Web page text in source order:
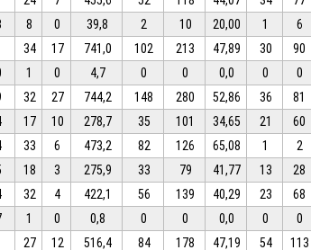
8 0 39,8 2 10 20,00 1 6
34 17 741,0 102 213 47,89 30 90
1 0 4,7 0 0 0,0 0 0
32 27 744,2 148 280 52,86 36 81
17 10 278,7 35 101 34,65 21 60
33 6 473,2 82 126 65,08 1 2
18 3 275,9 33 79 41,77 13 28
32 4 422,1 56 139 40,29 23 68
1 0 0,8 0 0 0,0 0 0
27 12 516,4 84 178 47,19 54 113